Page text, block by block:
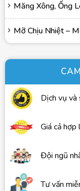
Măng Xông, Ống
Mỡ Chịu Nhiệt –
Dịch vụ và
Giá cả hợp
Đội ngũ
Tư vấn